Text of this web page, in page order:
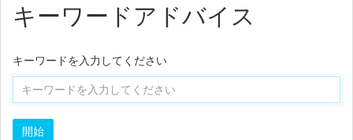
キーワードアドバイス
キーワードを入力してください